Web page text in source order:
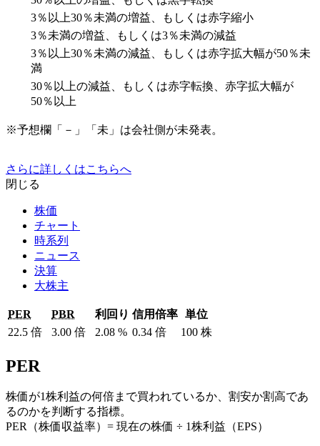
3％以上30％未満の増益、もしくは赤字縮小
3％未満の増益、もしくは3％未満の減益
3％以上30％未満の減益、もしくは赤字拡大幅が50％未
満
30％以上の減益、もしくは赤字転換、赤字拡大幅が
50％以上
※予想欄「－」「未」は会社側が未発表。
さらに詳しくはこちらへ
閉じる
株価
チャート
時系列
ニュース
決算
大株主
PER PBR 利回り 信用倍率 単位
22.5 倍 3.00 倍 2.08 % 0.34 倍 100 株
PER
株価が1株利益の何倍まで買われているか、割安か割高であ
るのかを判断する指標。
PER（株価収益率）= 現在の株価 ÷ 1株利益（EPS）